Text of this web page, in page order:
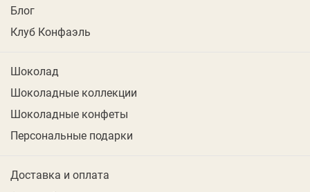
Блог
Клуб Конфаэль
Шоколад
Шоколадные коллекции
Шоколадные конфеты
Персональные подарки
Доставка и оплата